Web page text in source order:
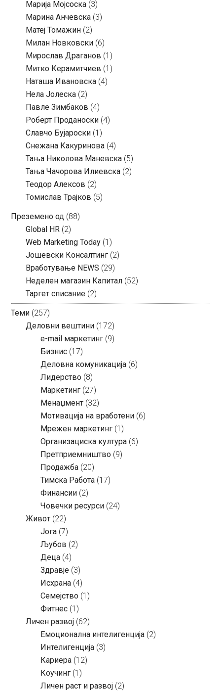
Марија Мојсоска (3)
Марина Анчевска (3)
Матеј Томажин (2)
Милан Новковски (6)
Мирослав Драганов (1)
Митко Керамитчиев (1)
Наташа Ивановска (4)
Нела Јолеска (2)
Павле Зимбаков (4)
Роберт Проданоски (4)
Славчо Бујароски (1)
Снежана Какуринова (4)
Тања Николова Маневска (5)
Тања Чачорова Илиевска (2)
Теодор Алексов (2)
Томислав Трајков (5)
Преземено од (88)
Global HR (2)
Web Marketing Today (1)
Јошевски Консалтинг (2)
Вработување NEWS (29)
Неделен магазин Капитал (52)
Таргет списание (2)
Теми (257)
Деловни вештини (172)
e-mail маркетинг (9)
Бизнис (17)
Деловна комуникација (6)
Лидерство (8)
Маркетинг (27)
Менаџмент (32)
Мотивација на вработени (6)
Мрежен маркетинг (1)
Организациска култура (6)
Претприемништво (9)
Продажба (20)
Тимска Работа (17)
Финансии (2)
Човечки ресурси (24)
Живот (22)
Јога (7)
Љубов (2)
Деца (4)
Здравје (3)
Исхрана (4)
Семејство (1)
Фитнес (1)
Личен развој (62)
Емоционална интелигенција (2)
Интелигенција (3)
Кариера (12)
Коучинг (1)
Личен раст и развој (2)